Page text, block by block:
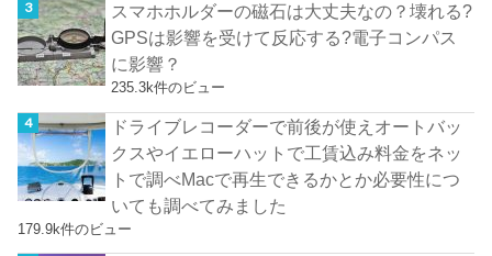
スマホホルダーの磁石は大丈夫なの？壊れる?
GPSは影響を受けて反応する?電子コンパス
に影響？
235.3k件のビュー
ドライブレコーダーで前後が使えオートバッ
クスやイエローハットで工賃込み料金をネッ
トで調べMacで再生できるかとか必要性につ
いても調べてみました
179.9k件のビュー